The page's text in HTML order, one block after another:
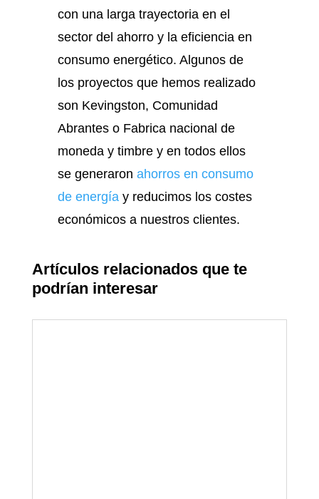
con una larga trayectoria en el
sector del ahorro y la eficiencia en
consumo energético. Algunos de
los proyectos que hemos realizado
son Kevingston, Comunidad
Abrantes o Fabrica nacional de
moneda y timbre y en todos ellos
se generaron ahorros en consumo
de energía y reducimos los costes
económicos a nuestros clientes.
Artículos relacionados que te
podrían interesar